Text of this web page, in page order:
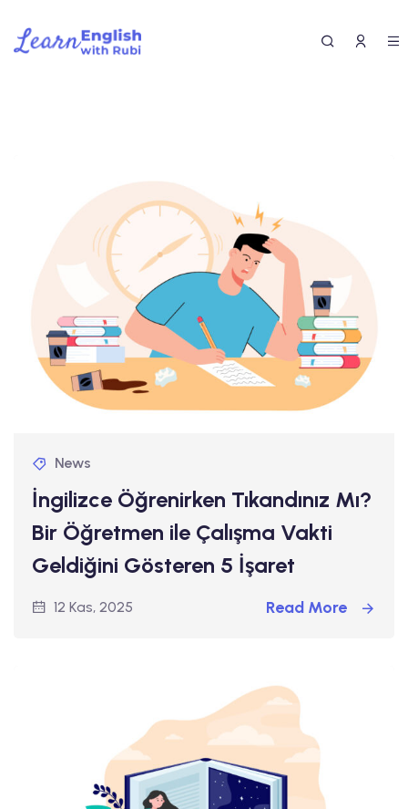
News
İngilizce Öğrenirken Tıkandınız Mı?
Bir Öğretmen ile Çalışma Vakti
Geldiğini Gösteren 5 İşaret
12 Kas, 2025 Read More